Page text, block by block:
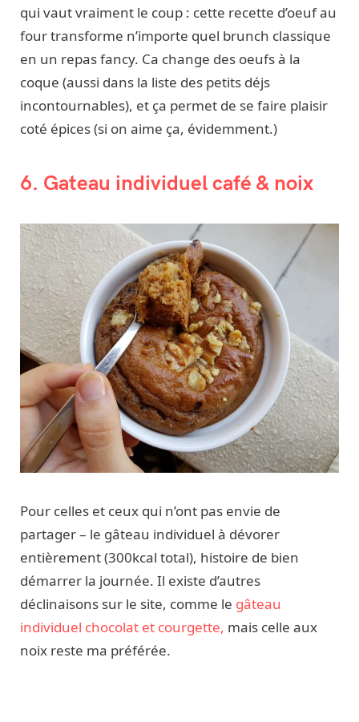
qui vaut vraiment le coup : cette recette d’oeuf au
four transforme n’importe quel brunch classique
en un repas fancy. Ca change des oeufs à la
coque (aussi dans la liste des petits déjs
incontournables), et ça permet de se faire plaisir
coté épices (si on aime ça, évidemment.)
6. Gateau individuel café & noix
Pour celles et ceux qui n’ont pas envie de
partager – le gâteau individuel à dévorer
entièrement (300kcal total), histoire de bien
démarrer la journée. Il existe d’autres
déclinaisons sur le site, comme le gâteau
individuel chocolat et courgette, mais celle aux
noix reste ma préférée.